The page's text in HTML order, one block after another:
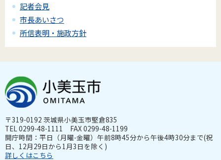
記者会見
市長あいさつ
所信表明・施政方針
〒319-0192 茨城県小美玉市堅倉835
TEL 0299-48-1111 FAX 0299-48-1199
開庁時間：平日（月曜-金曜）午前8時45分から午後4時30分まで(祝
日、12月29日から1月3日を除く)
詳しくはこちら